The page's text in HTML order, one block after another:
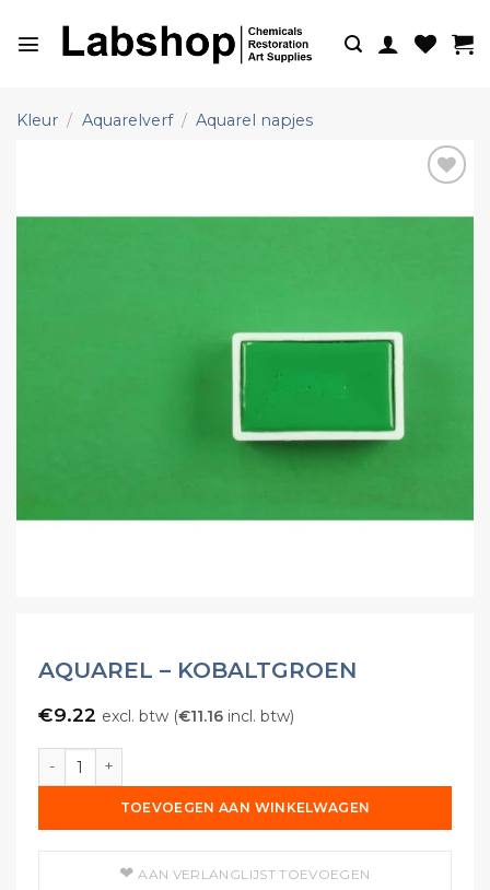
naar
Kleur / Aquarelverf / Aquarel napjes
AQUAREL – KOBALTGROEN
€9.22 excl. btw (€11.16 incl. btw)
Aquarel - Kobaltgroen aantal
TOEVOEGEN AAN WINKELWAGEN
AAN VERLANGLIJST TOEVOEGEN